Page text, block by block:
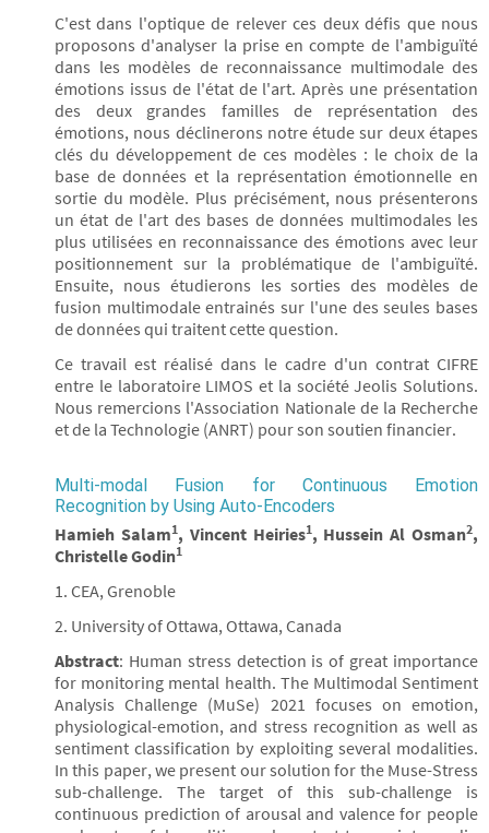
C'est dans l'optique de relever ces deux défis que nous
proposons d'analyser la prise en compte de l'ambiguïté
dans les modèles de reconnaissance multimodale des
émotions issus de l'état de l'art. Après une présentation
des deux grandes familles de représentation des
émotions, nous déclinerons notre étude sur deux étapes
clés du développement de ces modèles : le choix de la
base de données et la représentation émotionnelle en
sortie du modèle. Plus précisément, nous présenterons
un état de l'art des bases de données multimodales les
plus utilisées en reconnaissance des émotions avec leur
positionnement sur la problématique de l'ambiguïté.
Ensuite, nous étudierons les sorties des modèles de
fusion multimodale entrainés sur l'une des seules bases
de données qui traitent cette question.
Ce travail est réalisé dans le cadre d'un contrat CIFRE
entre le laboratoire LIMOS et la société Jeolis Solutions.
Nous remercions l'Association Nationale de la Recherche
et de la Technologie (ANRT) pour son soutien financier.
Multi-modal Fusion for Continuous Emotion
Recognition by Using Auto-Encoders
Hamieh Salam1, Vincent Heiries1, Hussein Al Osman2,
Christelle Godin1
1. CEA, Grenoble
2. University of Ottawa, Ottawa, Canada
Abstract: Human stress detection is of great importance
for monitoring mental health. The Multimodal Sentiment
Analysis Challenge (MuSe) 2021 focuses on emotion,
physiological-emotion, and stress recognition as well as
sentiment classification by exploiting several modalities.
In this paper, we present our solution for the Muse-Stress
sub-challenge. The target of this sub-challenge is
continuous prediction of arousal and valence for people